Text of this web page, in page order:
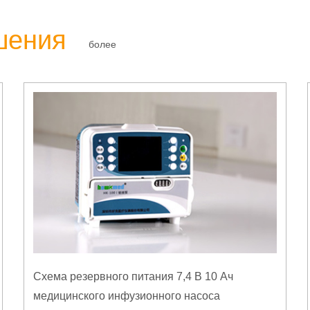
более
Схема резервного питания 7,4 В 10 Ач
медицинского инфузионного насоса